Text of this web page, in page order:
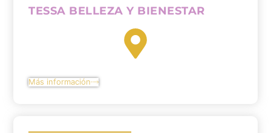
TESSA BELLEZA Y BIENESTAR
Más información